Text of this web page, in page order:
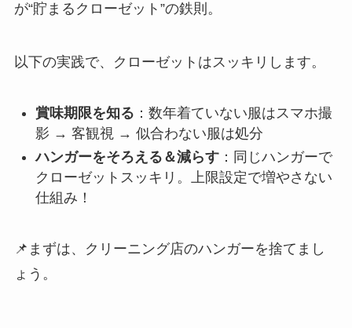
が“貯まるクローゼット”の鉄則。
以下の実践で、クローゼットはスッキリします。
賞味期限を知る ：数年着ていない服はスマホ撮
影 → 客観視 → 似合わない服は処分
ハンガーをそろえる＆減らす：同じハンガーで
クローゼットスッキリ。上限設定で増やさない
仕組み！
📌まずは、クリーニング店のハンガーを捨てまし
ょう。